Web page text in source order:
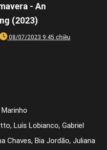
- An
(2023)
08/07/2023 9:45 chiều
Luís Lobianco, Gabriel
Chaves, Bia Jordão, Juliana